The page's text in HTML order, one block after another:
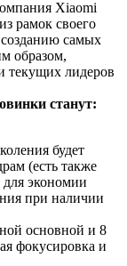
Xiaomi
рамок своего
самых
образом,
текущих лидеров
станут:
будет
(есть также
экономии
при наличии
основной и 8
фокусировка и